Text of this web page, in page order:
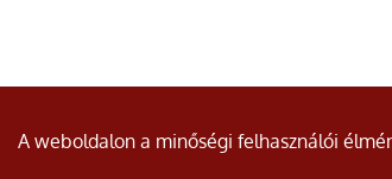
© Minden jog fenntartva.
A weboldalon a minőségi felhasználói